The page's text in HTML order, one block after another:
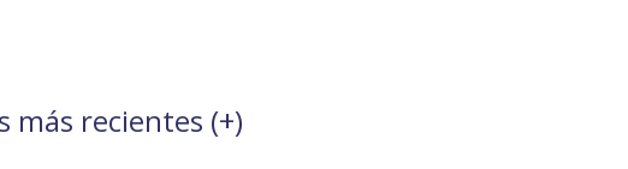
más recientes (+)